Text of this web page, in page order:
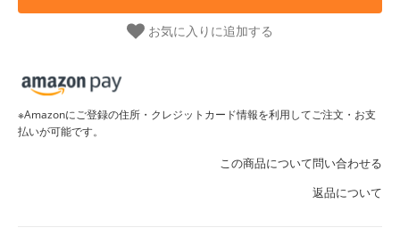
お気に入りに追加する
※Amazonにご登録の住所・クレジットカード情報を利用してご注文・お支
払いが可能です。
この商品について問い合わせる
返品について